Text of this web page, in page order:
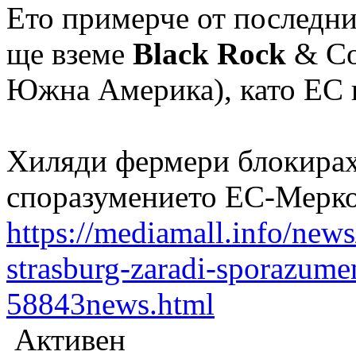
Ето примерче от
ще вземе Black Rock &
Южна Америка), като ЕС
Хиляди фермери
споразумението ЕС-
https://mediamall.info/
strasburg-zaradi-
58843news.html
Активен